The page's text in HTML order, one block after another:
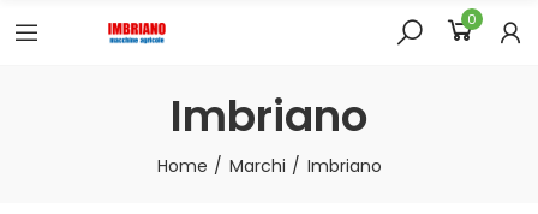
0
Imbriano
Home Marchi Imbriano